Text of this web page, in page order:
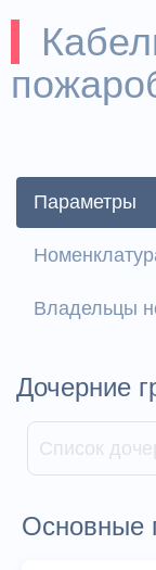
Параметры
Владельцы
Дочерние
Список
Основные